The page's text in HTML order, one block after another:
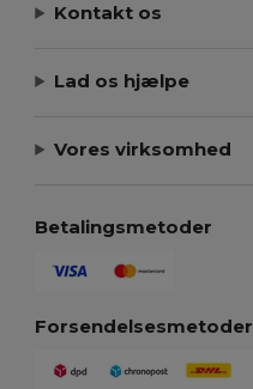
Kontakt os
Lad os hjælpe
Vores virksomhed
Betalingsmetoder
Forsendelsesmetoder